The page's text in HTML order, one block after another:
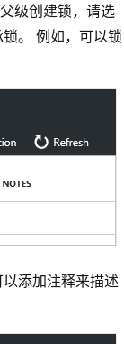
级创建锁，请选
。 例如，可以锁
添加注释来描述